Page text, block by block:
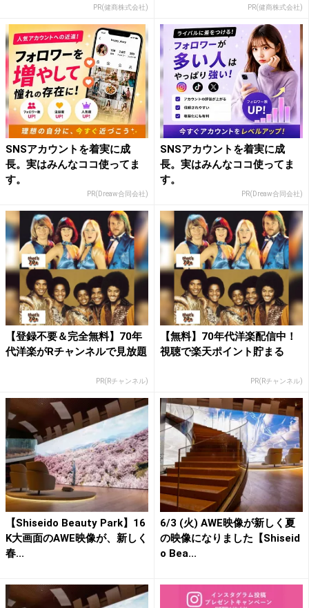
PR(健商株式会社) PR(健商株式会社)
SNSアカウントを着実に成
長。実はみんなココ使ってま
す。
PR(Dreaw合同会社)
SNSアカウントを着実に成
長。実はみんなココ使ってま
す。
PR(Dreaw合同会社)
【登録不要＆完全無料】70年
代洋楽がRチャンネルで見放題
PR(Rチャンネル)
【無料】70年代洋楽配信中！
視聴で楽天ポイント貯まる
PR(Rチャンネル)
【Shiseido Beauty Park】16
K大画面のAWE映像が、新しく
春...
6/3 (火) AWE映像が新しく夏
の映像になりました【Shiseid
o Bea...